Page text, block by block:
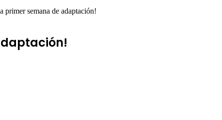
primer semana de adaptación!